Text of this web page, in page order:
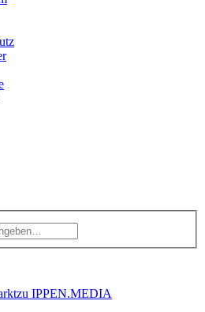
zu IPPEN.MEDIA